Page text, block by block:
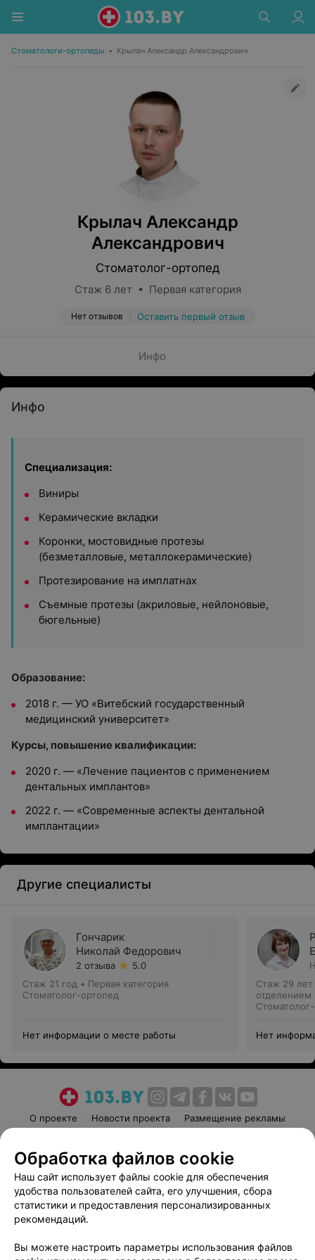
Стоматологи-ортопеды • Крылач Александр Александрович
Крылач Александр
Александрович
Стоматолог-ортопед
Стаж 6 лет • Первая категория
Нет отзывов Оставить первый отзыв
Инфо
Инфо
Специализация:
Виниры
Керамические вкладки
Коронки, мостовидные протезы
(безметалловые, металлокерамические)
Протезирование на имплатнах
Съемные протезы (акриловые, нейлоновые,
бюгельные)
Образование:
2018 г. — УО «Витебский государственный
медицинский университет»
Курсы, повышение квалификации:
2020 г. — «Лечение пациентов с применением
дентальных имплантов»
2022 г. — «Современные аспекты дентальной
имплантации»
Другие специалисты
Гончарик
Николай Федорович
2 отзыва
5.0
Стаж 21 год • Первая категория
Стоматолог-ортопед
Нет информации о месте работы
Стаж 29 лет
отделением
Нет
О проекте Новости проекта
Размещение рекламы
Пользовательское соглашение
Способы оплаты
Вакансии
Партнеры
Написать руководителю 103.by
Обработка персональных данных
Обработка файлов cookie
Наш сайт использует файлы cookie для обеспечения
удобства пользователей сайта, его улучшения, сбора
статистики и предоставления персонализированных
рекомендаций.
Вы можете настроить параметры использования файлов